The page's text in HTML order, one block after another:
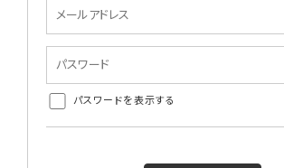
パスワードを表示する